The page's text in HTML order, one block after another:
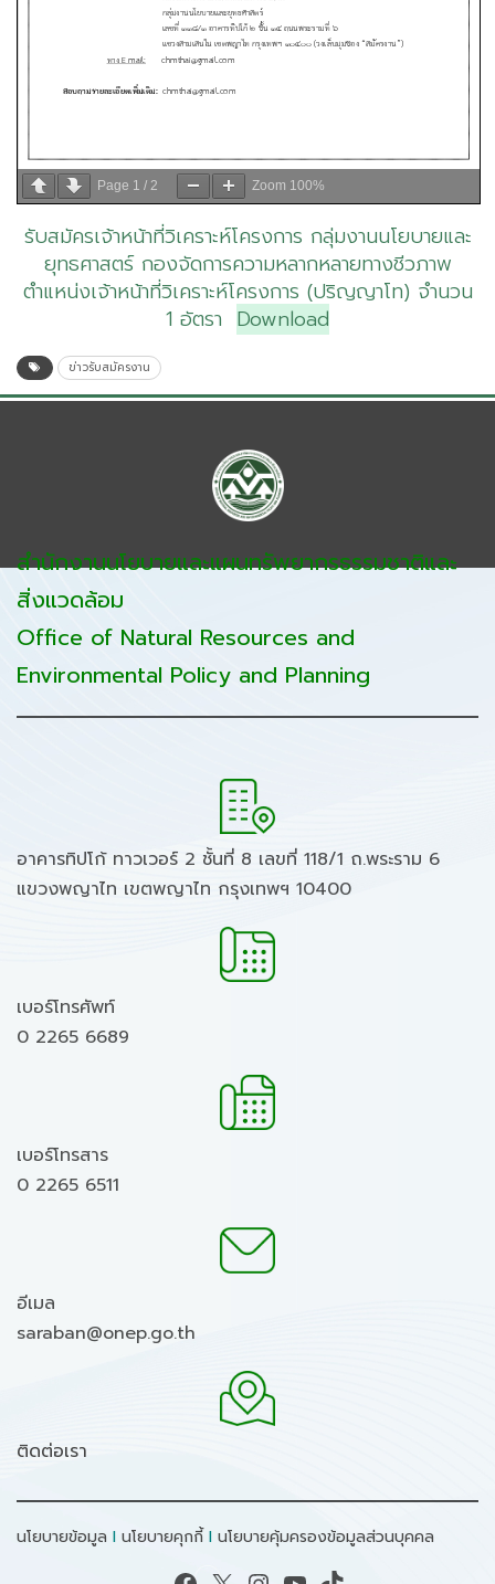
Page 1 / 2 Zoom 100%
รับสมัครเจ้าหน้าที่วิเคราะห์โครงการ กลุ่มงานนโยบายและ
ยุทธศาสตร์ กองจัดการความหลากหลายทางชีวภาพ
ตำแหน่งเจ้าหน้าที่วิเคราะห์โครงการ (ปริญญาโท) จำนวน
1 อัตรา Download
ข่าวรับสมัครงาน
สำนักงานนโยบายและแผนทรัพยากรธรรมชาติและ
สิ่งแวดล้อม
Office of Natural Resources and
Environmental Policy and Planning
อาคารทิปโก้ ทาวเวอร์ 2 ชั้นที่ 8 เลขที่ 118/1 ถ.พระราม 6
แขวงพญาไท เขตพญาไท กรุงเทพฯ 10400
เบอร์โทรศัพท์
0 2265 6689
เบอร์โทรสาร
0 2265 6511
อีเมล
saraban@onep.go.th
ติดต่อเรา
นโยบายข้อมูล I นโยบายคุกกี้ I นโยบายคุ้มครองข้อมูลส่วนบุคคล